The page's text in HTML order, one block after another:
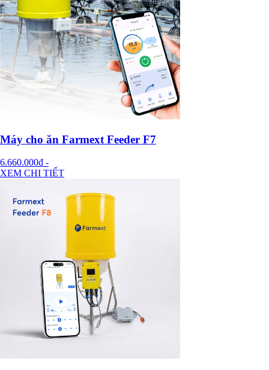
Máy cho ăn Farmext Feeder F7
6.660.000đ -
XEM CHI TIẾT